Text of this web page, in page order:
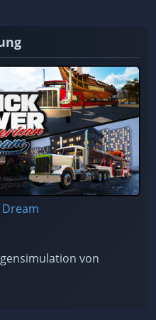
von